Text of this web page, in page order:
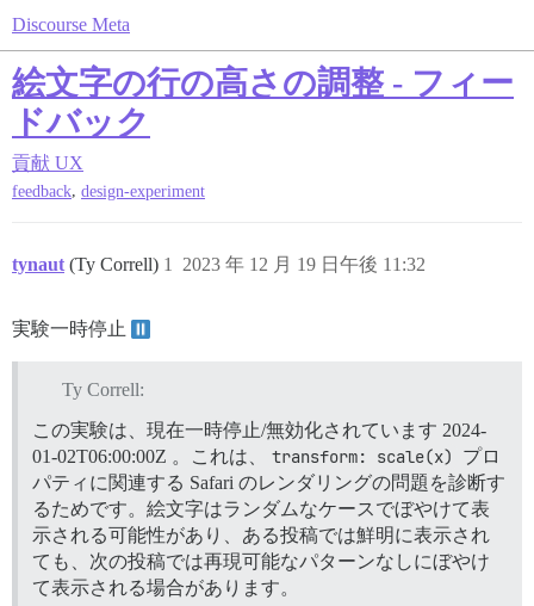
Discourse Meta
絵文字の行の高さの調整 - フィー
ドバック
貢献 UX
feedback, design-experiment
tynaut (Ty Correll) 2023 年 12 月 19 日午後 11:32
1
実験一時停止
Ty Correll:
この実験は、現在一時停止/無効化されています 2024-
01-02T06:00:00Z 。これは、 transform: scale(x)
プロ
パティに関連する Safari のレンダリングの問題を診断す
るためです。絵文字はランダムなケースでぼやけて表
示される可能性があり、ある投稿では鮮明に表示され
ても、次の投稿では再現可能なパターンなしにぼやけ
て表示される場合があります。